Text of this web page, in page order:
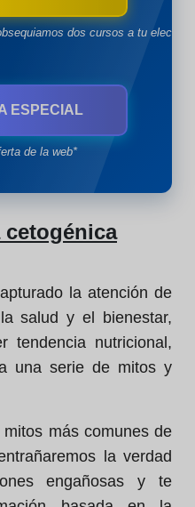
dos cursos a tu
ESPECIAL
de la web*
la atención de
salud y el bienestar,
tendencia nutricional,
una serie de mitos y
más comunes de
la verdad
engañosas y te